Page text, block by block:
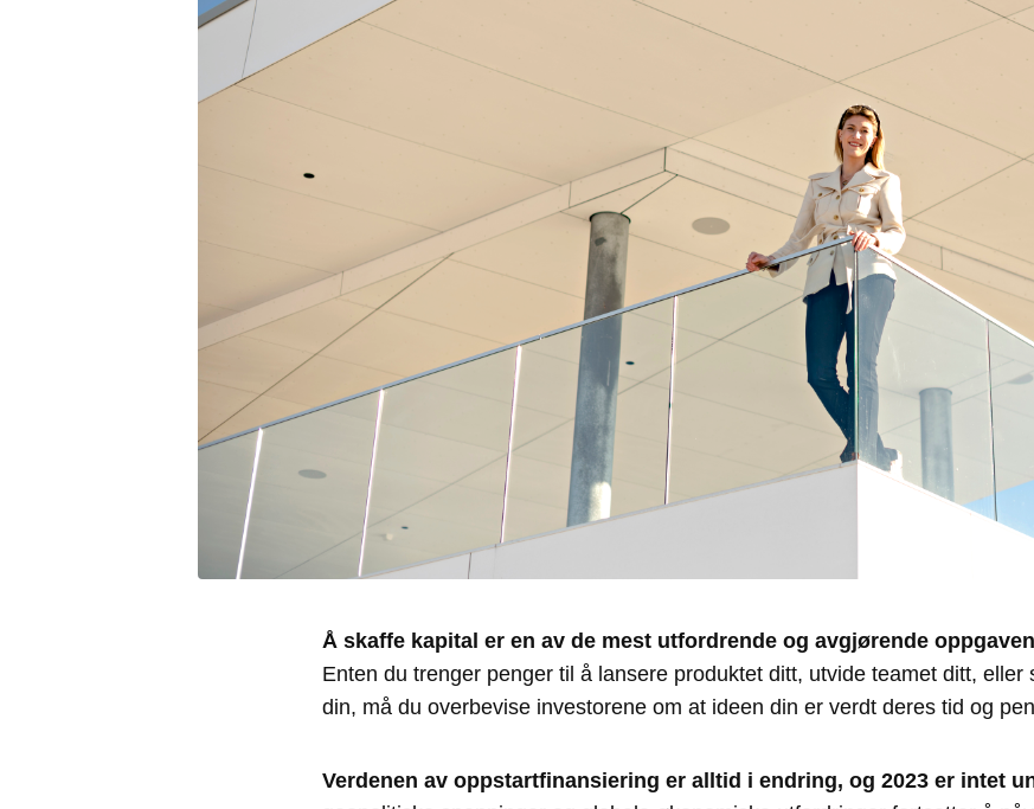
Å skaffe kapital er en av de mest utfordrende og avgjørende
Enten du trenger penger til å lansere produktet ditt, utvide teamet ditt, eller
din, må du overbevise investorene om at ideen din er verdt deres tid og
Verdenen av oppstartfinansiering er alltid i endring, og 2023 er intet